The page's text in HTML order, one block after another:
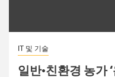
IT 및 기술
일반·친환경 농가